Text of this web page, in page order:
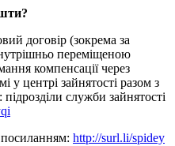
договір (зокрема за
переміщеною
компенсації через
у центрі зайнятості разом з
служби зайнятості
http://surl.li/spidey